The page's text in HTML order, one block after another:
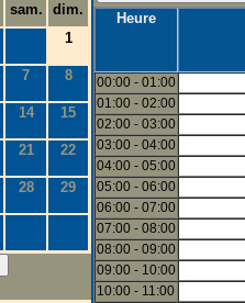
sam.
dim.
1
7 8
14 15
21 22
28 29
Heure
00:00 - 01:00
01:00 - 02:00
02:00 - 03:00
03:00 - 04:00
04:00 - 05:00
05:00 - 06:00
06:00 - 07:00
07:00 - 08:00
08:00 - 09:00
09:00 - 10:00
10:00 - 11:00